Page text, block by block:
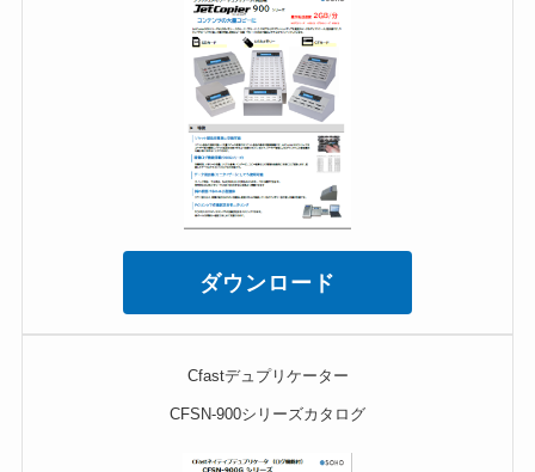
ダウンロード
Cfastデュプリケーター
CFSN-900シリーズカタログ